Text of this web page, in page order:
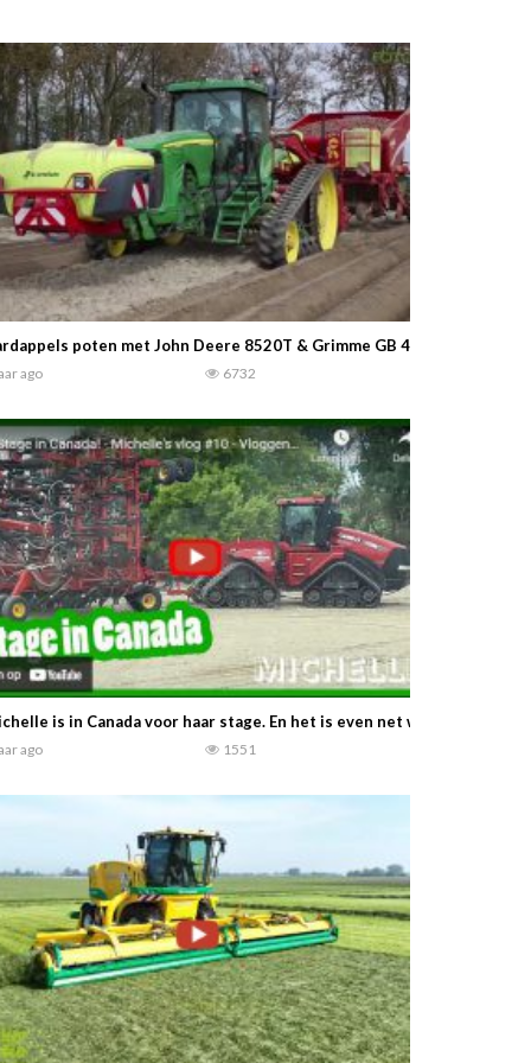
poten met John Deere 8520T & Grimme GB 430 | CTF |
ago 6732
is in Canada voor haar stage. En het is even net wat anders
ago 1551